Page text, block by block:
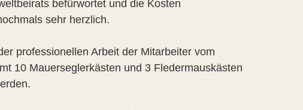
befürwortet und die Kosten
sehr herzlich.
professionellen Arbeit der Mitarbeiter vom
10 Mauerseglerkästen und 3 Fledermauskästen